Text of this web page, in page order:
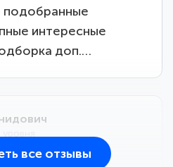
подобранные
интересные
доп.…
все отзывы